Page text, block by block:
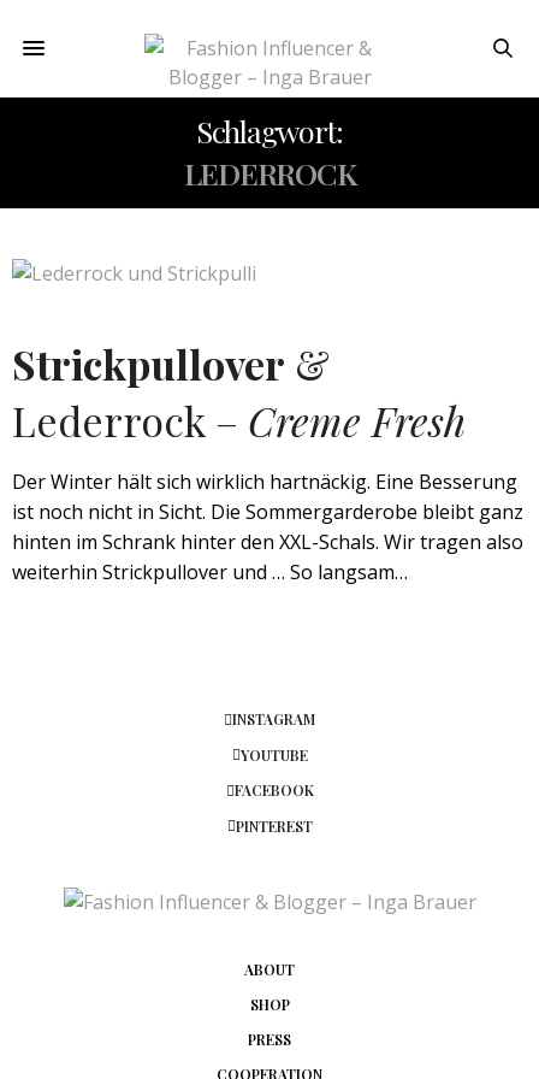
Schlagwort:
LEDERROCK
Strickpullover &
Lederrock – Creme Fresh
Der Winter hält sich wirklich hartnäckig. Eine Besserung
ist noch nicht in Sicht. Die Sommergarderobe bleibt ganz
hinten im Schrank hinter den XXL-Schals. Wir tragen also
weiterhin Strickpullover und … So langsam…
INSTAGRAM
YOUTUBE
FACEBOOK
PINTEREST
ABOUT
SHOP
PRESS
COOPERATION